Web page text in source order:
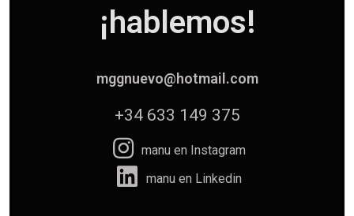
¡hablemos!
mggnuevo@hotmail.com
+34 633 149 375
manu en Instagram
manu en Linkedin